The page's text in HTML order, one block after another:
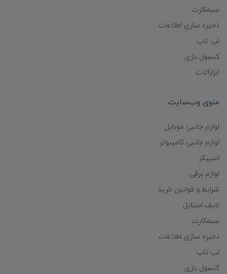
سیمکارت
ذخیره سازی اطلاعات
لپ تاپ
کنسول بازی
ابزارآلات
منوی وب‌سایت
لوازم جانبی موبایل
لوازم جانبی کامپیوتر
اسپیکر
لوازم برقی
شرایط و قوانین خرید
لایف استایل
سیمکارت
ذخیره سازی اطلاعات
لپ تاپ
کنسول بازی